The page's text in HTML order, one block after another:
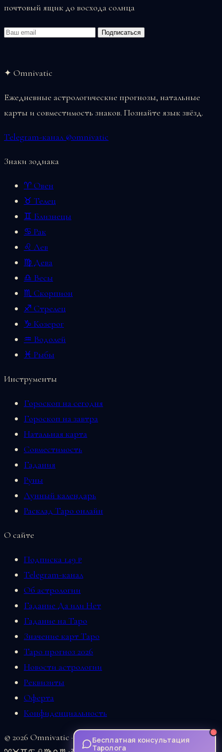
почтовый ящик до восхода солнца
Email Подписаться
✦ Omnivatic
Ежедневные астрологические прогнозы, натальные
карты и совместимость знаков. Познайте язык звёзд.
Telegram-канал @omnivatic
Знаки зодиака
♈ Овен
♉ Телец
♊ Близнецы
♋ Рак
♌ Лев
♍ Дева
♎ Весы
♏ Скорпион
♐ Стрелец
♑ Козерог
♒ Водолей
♓ Рыбы
Инструменты
Гороскоп на сегодня
Гороскоп на завтра
Натальная карта
Совместимость
Гадания
Руны
Лунный календарь
Расклад Таро онлайн
О сайте
Подписка 149 ₽
Telegram-канал
Об астрологии
Гадание Да или Нет
Гадание на Таро
Значение карт Таро
Таро прогноз 2026
Новости астрологии
Реквизиты
Оферта
Конфиденциальность
© 2026 Omnivatic · Все права защищены
Бесплатная консультация
Таролога